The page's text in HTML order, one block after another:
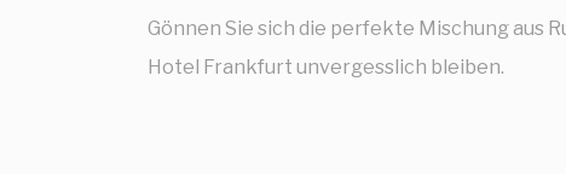
Gönnen Sie sich die perfekte Mischung aus
Hotel Frankfurt unvergesslich bleiben.